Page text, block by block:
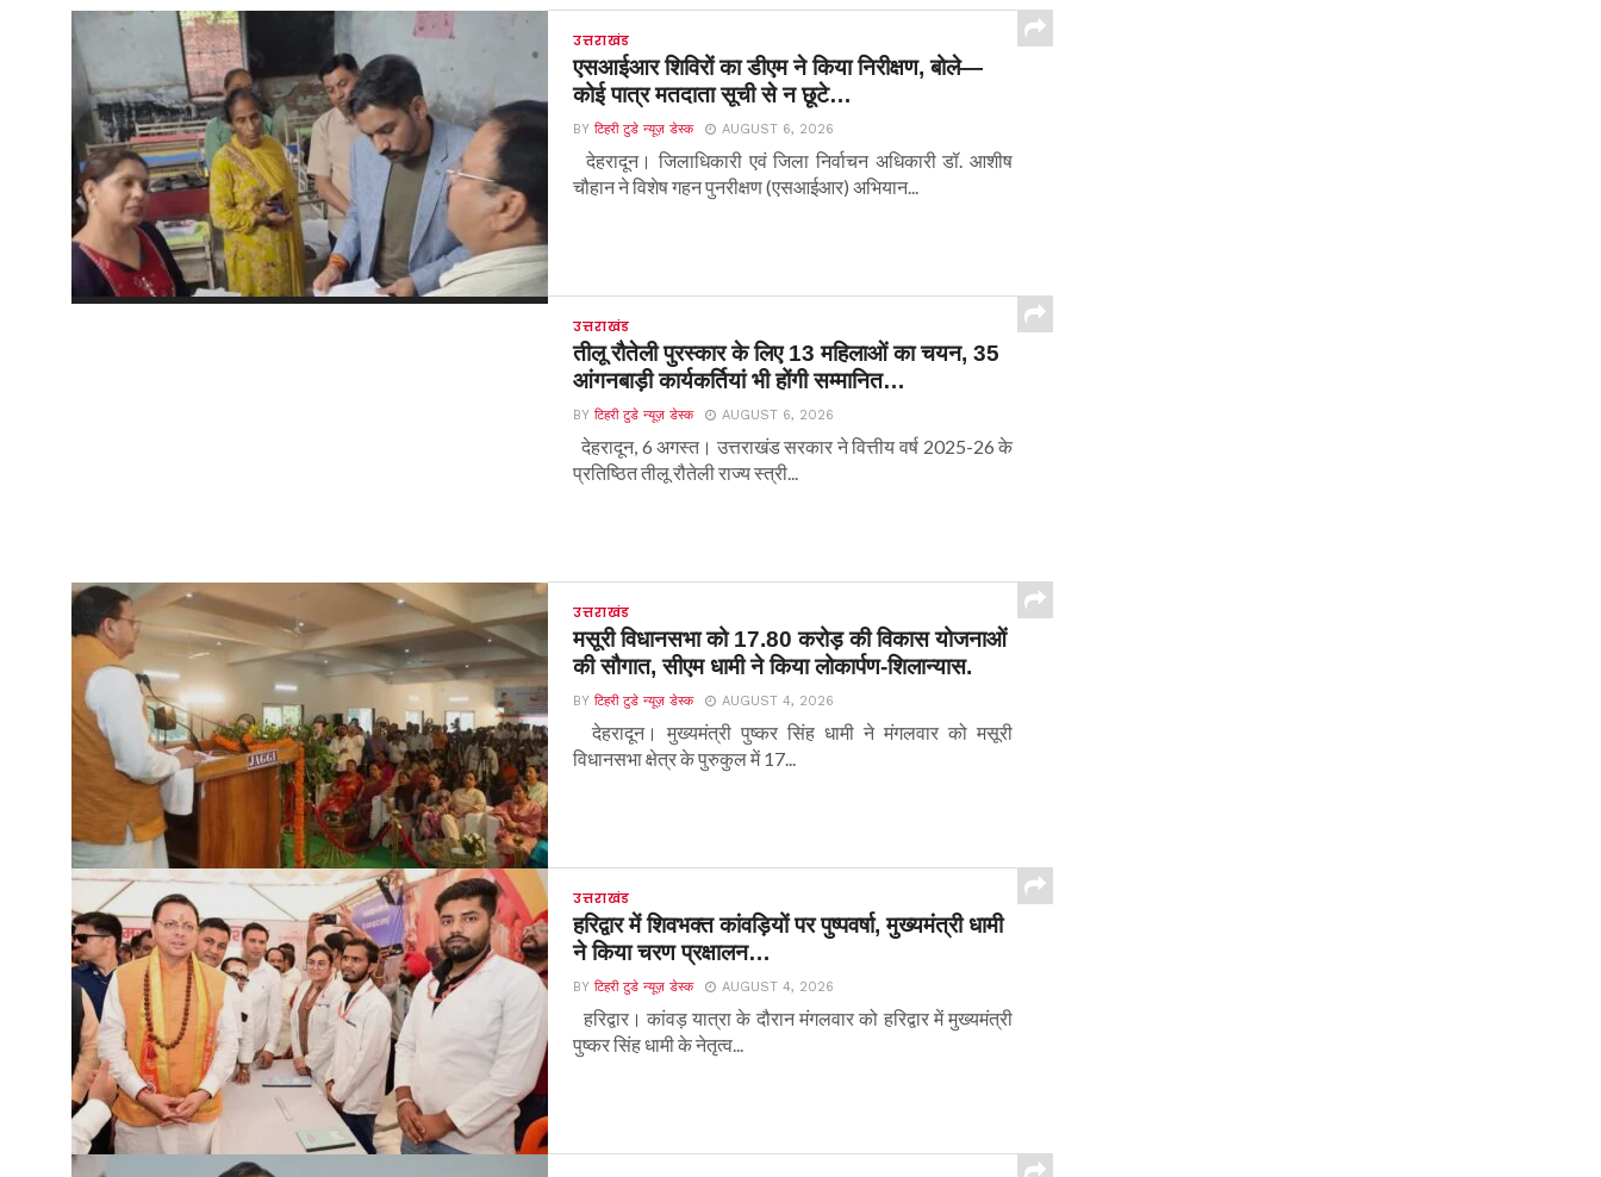
उत्तराखंड
एसआईआर शिविरों का डीएम ने किया निरीक्षण, बोले—
कोई पात्र मतदाता सूची से न छूटे…
BYटिहरी टुडे न्यूज़ डेस्क AUGUST 6, 2026
देहरादून। जिलाधिकारी एवं जिला निर्वाचन अधिकारी डॉ. आशीष
चौहान ने विशेष गहन पुनरीक्षण (एसआईआर) अभियान...
उत्तराखंड
तीलू रौतेली पुरस्कार के लिए 13 महिलाओं का चयन, 35
आंगनबाड़ी कार्यकर्तियां भी होंगी सम्मानित…
BYटिहरी टुडे न्यूज़ डेस्क AUGUST 6, 2026
देहरादून, 6 अगस्त। उत्तराखंड सरकार ने वित्तीय वर्ष 2025-26 के
प्रतिष्ठित तीलू रौतेली राज्य स्त्री...
उत्तराखंड
मसूरी विधानसभा को 17.80 करोड़ की विकास योजनाओं
की सौगात, सीएम धामी ने किया लोकार्पण-शिलान्यास.
BYटिहरी टुडे न्यूज़ डेस्क AUGUST 4, 2026
देहरादून। मुख्यमंत्री पुष्कर सिंह धामी ने मंगलवार को मसूरी
विधानसभा क्षेत्र के पुरुकुल में 17...
उत्तराखंड
हरिद्वार में शिवभक्त कांवड़ियों पर पुष्पवर्षा, मुख्यमंत्री धामी
ने किया चरण प्रक्षालन…
BYटिहरी टुडे न्यूज़ डेस्क AUGUST 4, 2026
हरिद्वार। कांवड़ यात्रा के दौरान मंगलवार को हरिद्वार में मुख्यमंत्री
पुष्कर सिंह धामी के नेतृत्व...